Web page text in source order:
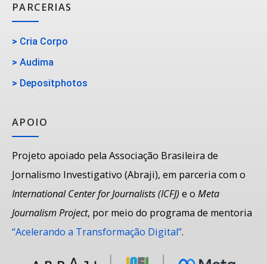
PARCERIAS
> Cria Corpo
> Audima
> Depositphotos
APOIO
Projeto apoiado pela Associação Brasileira de
Jornalismo Investigativo (Abraji), em parceria com o
International Center for Journalists (ICFJ) e o Meta
Journalism Project, por meio do programa de mentoria
“Acelerando a Transformação Digital”.